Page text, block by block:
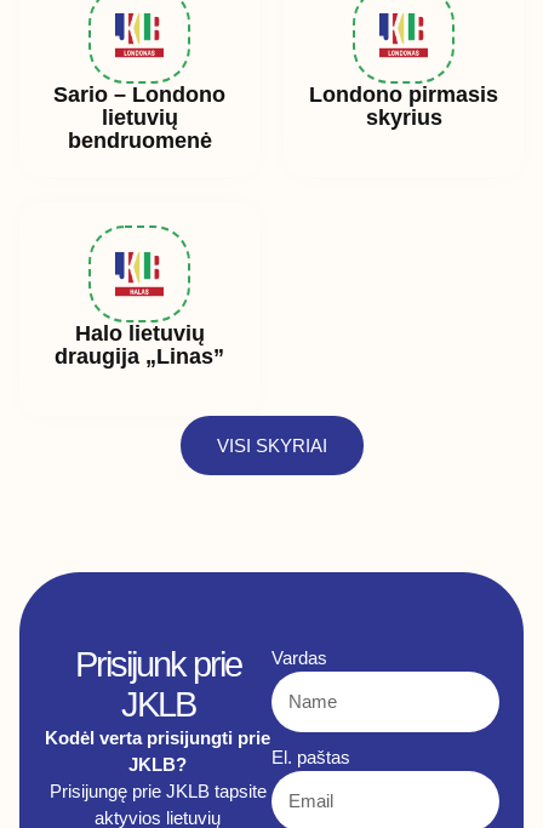
Sario – Londono
lietuvių
bendruomenė
Londono pirmasis
skyrius
Halo lietuvių
draugija „Linas”
VISI SKYRIAI
Prisijunk prie
JKLB
Kodėl verta prisijungti prie
JKLB?
Prisijungę prie JKLB tapsite
aktyvios lietuvių
Vardas
El. paštas